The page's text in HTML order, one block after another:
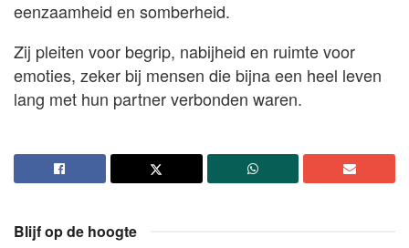
eenzaamheid en somberheid.
Zij pleiten voor begrip, nabijheid en ruimte voor
emoties, zeker bij mensen die bijna een heel leven
lang met hun partner verbonden waren.
Blijf op de hoogte